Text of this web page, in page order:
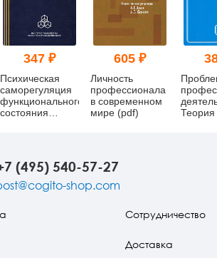
347 ₽
Психическая
саморегуляция
функционального
состояния
605 ₽
Личность
профессионала
в современном
мире (pdf)
Теория
(495) 540-57-27
shop.com
Сотрудничество
Доставка